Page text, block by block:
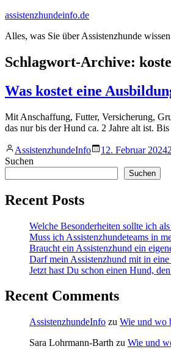
Zum
springen
assistenzhundeinfo.de
Alles, was Sie über Assistenzhunde
Schlagwort-Archive:
Was kostet eine
Mit Anschaffung, Futter, Versicherung,
das nur bis der Hund ca. 2 Jahre alt ist.
Veröffentlicht
von
AssistenzhundeInfo 12. Februar 2024
Suchen
Suchen
Recent Posts
Welche Besonderheiten sollte ich
Muss ich Assistenzhundeteams in
Braucht ein Assistenzhund ein
Darf mein Assistenzhund mit in
Jetzt hast Du schon einen Hund,
Recent Comments
AssistenzhundeInfo zu Wie und wo
Sara Lohrmann-Barth zu Wie und